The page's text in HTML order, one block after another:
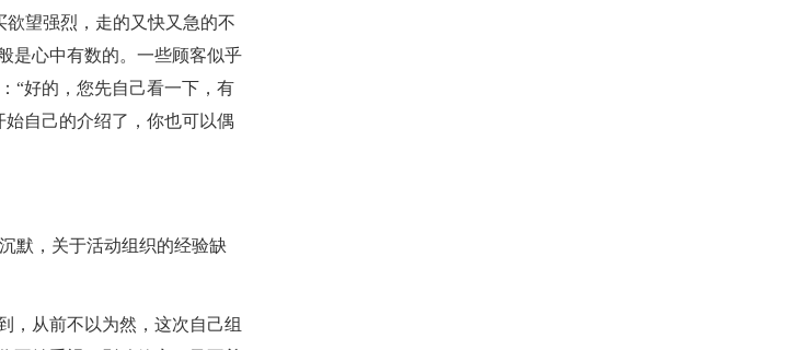
望强烈，走的又快又急的不
是心中有数的。一些顾客似乎
“好的，您先自己看一下，有
自己的介绍了，你也可以偶
默，关于活动组织的经验缺
，从前不以为然，这次自己组